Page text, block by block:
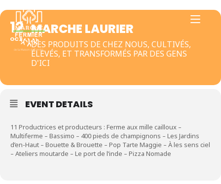
12
OCT
MARCHE LAURIER
DES PRODUITS DE CHEZ NOUS, CULTIVÉS,
ÉLEVÉS, ET TRANSFORMÉS PAR DES GENS
D'ICI
EVENT DETAILS
11 Productrices et producteurs : Ferme aux mille cailloux –
Multiferme – Bassimo – 400 pieds de champignons – Les Jardins
d’en-Haut – Bouette & Brouette – Pop Tarte Maggie – À les sens ciel
– Ateliers moutarde – Le port de l’inde – Pizza Nomade